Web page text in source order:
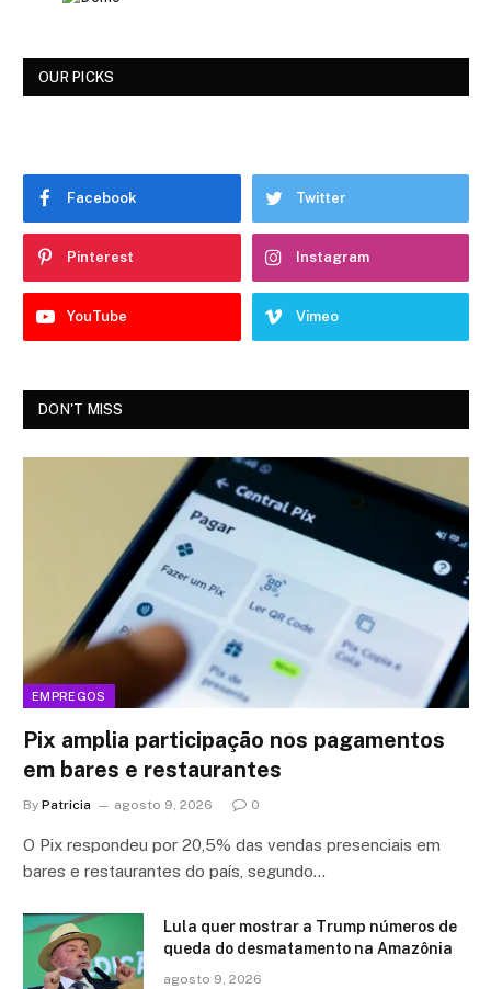
OUR PICKS
Facebook Twitter
Pinterest Instagram
YouTube Vimeo
DON'T MISS
EMPREGOS
Pix amplia participação nos pagamentos
em bares e restaurantes
By Patricia agosto 9, 2026 0
O Pix respondeu por 20,5% das vendas presenciais em
bares e restaurantes do país, segundo…
Lula quer mostrar a Trump números de
queda do desmatamento na Amazônia
agosto 9, 2026